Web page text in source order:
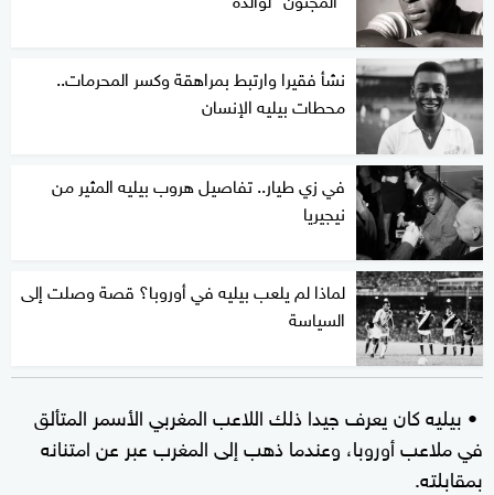
نشأ فقيرا وارتبط بمراهقة وكسر المحرمات..
محطات بيليه الإنسان
في زي طيار.. تفاصيل هروب بيليه المثير من
نيجيريا
لماذا لم يلعب بيليه في أوروبا؟ قصة وصلت إلى
السياسة
• بيليه كان يعرف جيدا ذلك اللاعب المغربي الأسمر المتألق
في ملاعب أوروبا، وعندما ذهب إلى المغرب عبر عن امتنانه
بمقابلته.